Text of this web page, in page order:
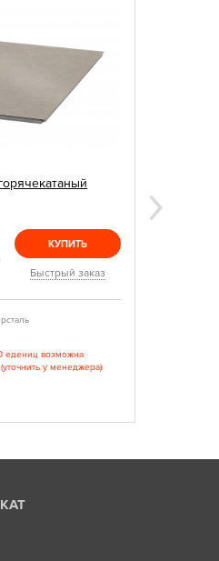
КУПИТЬ
Быстрый заказ
едениц возможна
у менеджера)